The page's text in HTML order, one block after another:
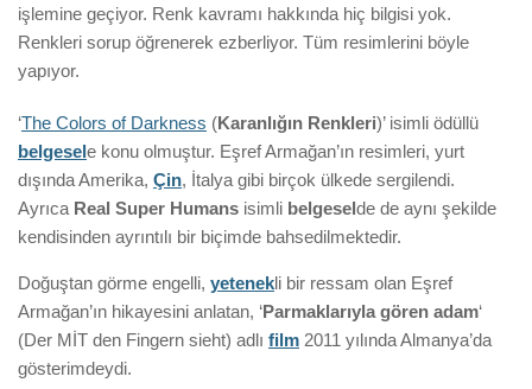
işlemine geçiyor. Renk kavramı hakkında hiç bilgisi yok.
Renkleri sorup öğrenerek ezberliyor. Tüm resimlerini böyle
yapıyor.
‘The Colors of Darkness (Karanlığın Renkleri)’ isimli ödüllü
belgesele konu olmuştur. Eşref Armağan’ın resimleri, yurt
dışında Amerika, Çin, İtalya gibi birçok ülkede sergilendi.
Ayrıca Real Super Humans isimli belgeselde de aynı şekilde
kendisinden ayrıntılı bir biçimde bahsedilmektedir.
Doğuştan görme engelli, yetenekli bir ressam olan Eşref
Armağan’ın hikayesini anlatan, ‘Parmaklarıyla gören adam‘
(Der MİT den Fingern sieht) adlı film 2011 yılında Almanya’da
gösterimdeydi.